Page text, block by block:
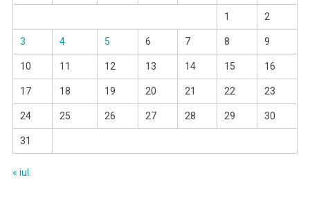
1 2
3 4 5 6 7 8 9
10 11 12 13 14 15 16
17 18 19 20 21 22 23
24 25 26 27 28 29 30
31
« iul.